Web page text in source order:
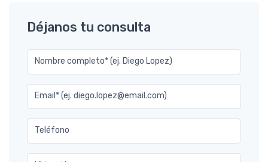
Déjanos tu consulta
Nombre completo* (ej. Diego Lopez)
Email* (ej. diego.lopez@email.com)
Teléfono